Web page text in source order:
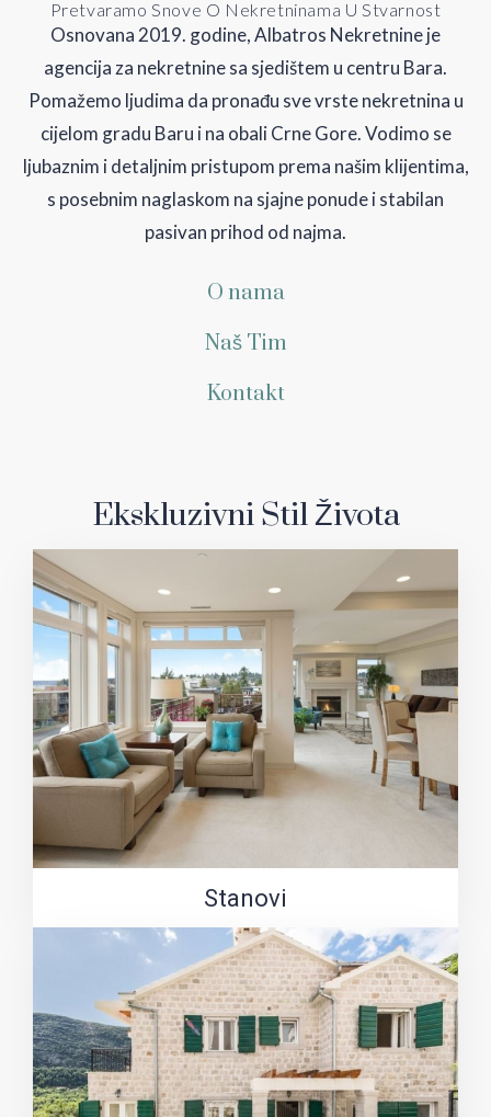
Pretvaramo Snove O Nekretninama U Stvarnost
Osnovana 2019. godine, Albatros Nekretnine je
agencija za nekretnine sa sjedištem u centru Bara.
Pomažemo ljudima da pronađu sve vrste nekretnina u
cijelom gradu Baru i na obali Crne Gore. Vodimo se
ljubaznim i detaljnim pristupom prema našim klijentima,
s posebnim naglaskom na sjajne ponude i stabilan
pasivan prihod od najma.
O nama
Naš Tim
Kontakt
Ekskluzivni Stil Života
Stanovi